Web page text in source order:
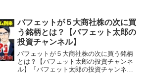
バフェットが５大商社株の次に買
う銘柄とは？【バフェット太郎の
投資チャンネル】
バフェットが５大商社株の次に買う銘柄
とは？【バフェット太郎の投資チャンネ
ル】『バフェット太郎の投資チャンネ